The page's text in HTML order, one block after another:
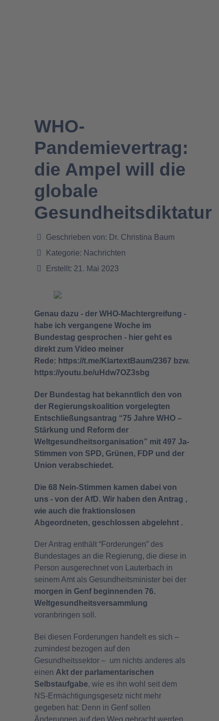
WHO-
Pandemievertrag:
die Ampel will die
globale
Gesundheitsdiktatur
Geschrieben von: Dr. Christina Baum
Kategorie: Nachrichten
Erstellt: 21. Mai 2023
Genau dazu - der WHO-Machtergreifung -
habe ich vergangene Woche im
Bundestag gesprochen - hier geht es
direkt zum Video meiner
Rede: https://t.me/KlartextBaum/2367 bzw.
https://youtu.be/uHdw7OZ3sbg
Der Bundestag hat bekanntlich den von
der Regierungskoalition vorgelegten
Entschließungsantrag “75 Jahre WHO –
Stärkung und Reform der
Weltgesundheitsorganisation” mit 497 Ja-
Stimmen von SPD, Grünen, FDP und der
Union verabschiedet.
Die 68 Nein-Stimmen kamen dabei von
uns - von der AfD. Wir haben den Antrag ,
wie auch die fraktionslosen
Abgeordneten, geschlossen abgelehnt .
Der Antrag enthält “Forderungen” des
Bundestages an die Regierung, die diese in
Person ausgerechnet von Lauterbach in
seinem Amt als Gesundheitsminister bei der
morgen in Genf beginnenden 76.
Weltgesundheitsversammlung
voranbringen soll.
Bei diesen Forderungen handelt es sich –
zumindest bezogen auf den
Gesundheitssektor – um nichts anderes als
einen Akt der parlamentarischen
Selbstaufgabe, wie es ihn wohl seit dem
NS-Ermächtigungsgesetz nicht mehr
gegeben hat: Denn in Genf sollen